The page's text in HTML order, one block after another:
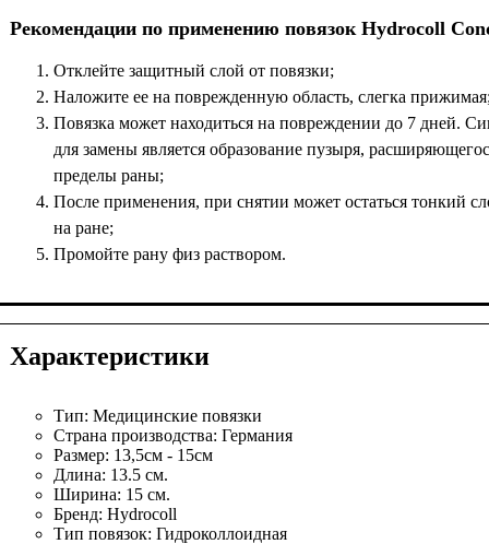
Рекомендации по применению повязок Hydrocoll
Отклейте защитный слой от повязки;
Наложите ее на поврежденную область, слегка
Повязка может находиться на повреждении до 7 дней.
для замены является образование пузыря,
пределы раны;
После применения, при снятии может остаться тонкий
на ране;
Промойте рану физ раствором.
Характеристики
Тип: Медицинские повязки
Страна производства: Германия
Размер: 13,5см - 15см
Длина: 13.5 см.
Ширина: 15 см.
Бренд: Hydrocoll
Тип повязок: Гидроколлоидная